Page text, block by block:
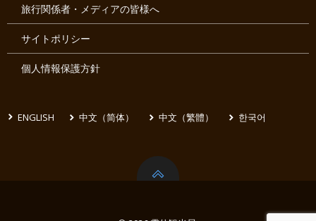
旅行関係者・メディアの皆様へ
サイトポリシー
個人情報保護方針
ENGLISH 中文（简体） 中文（繁體） 한국어